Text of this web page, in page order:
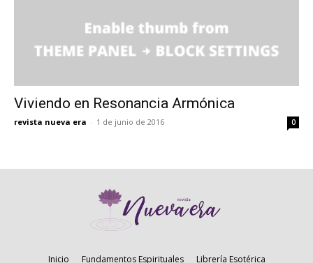
Viviendo en Resonancia Armónica
revista nueva era - 1 de junio de 2016 0
Inicio Fundamentos Espirituales Librería Esotérica